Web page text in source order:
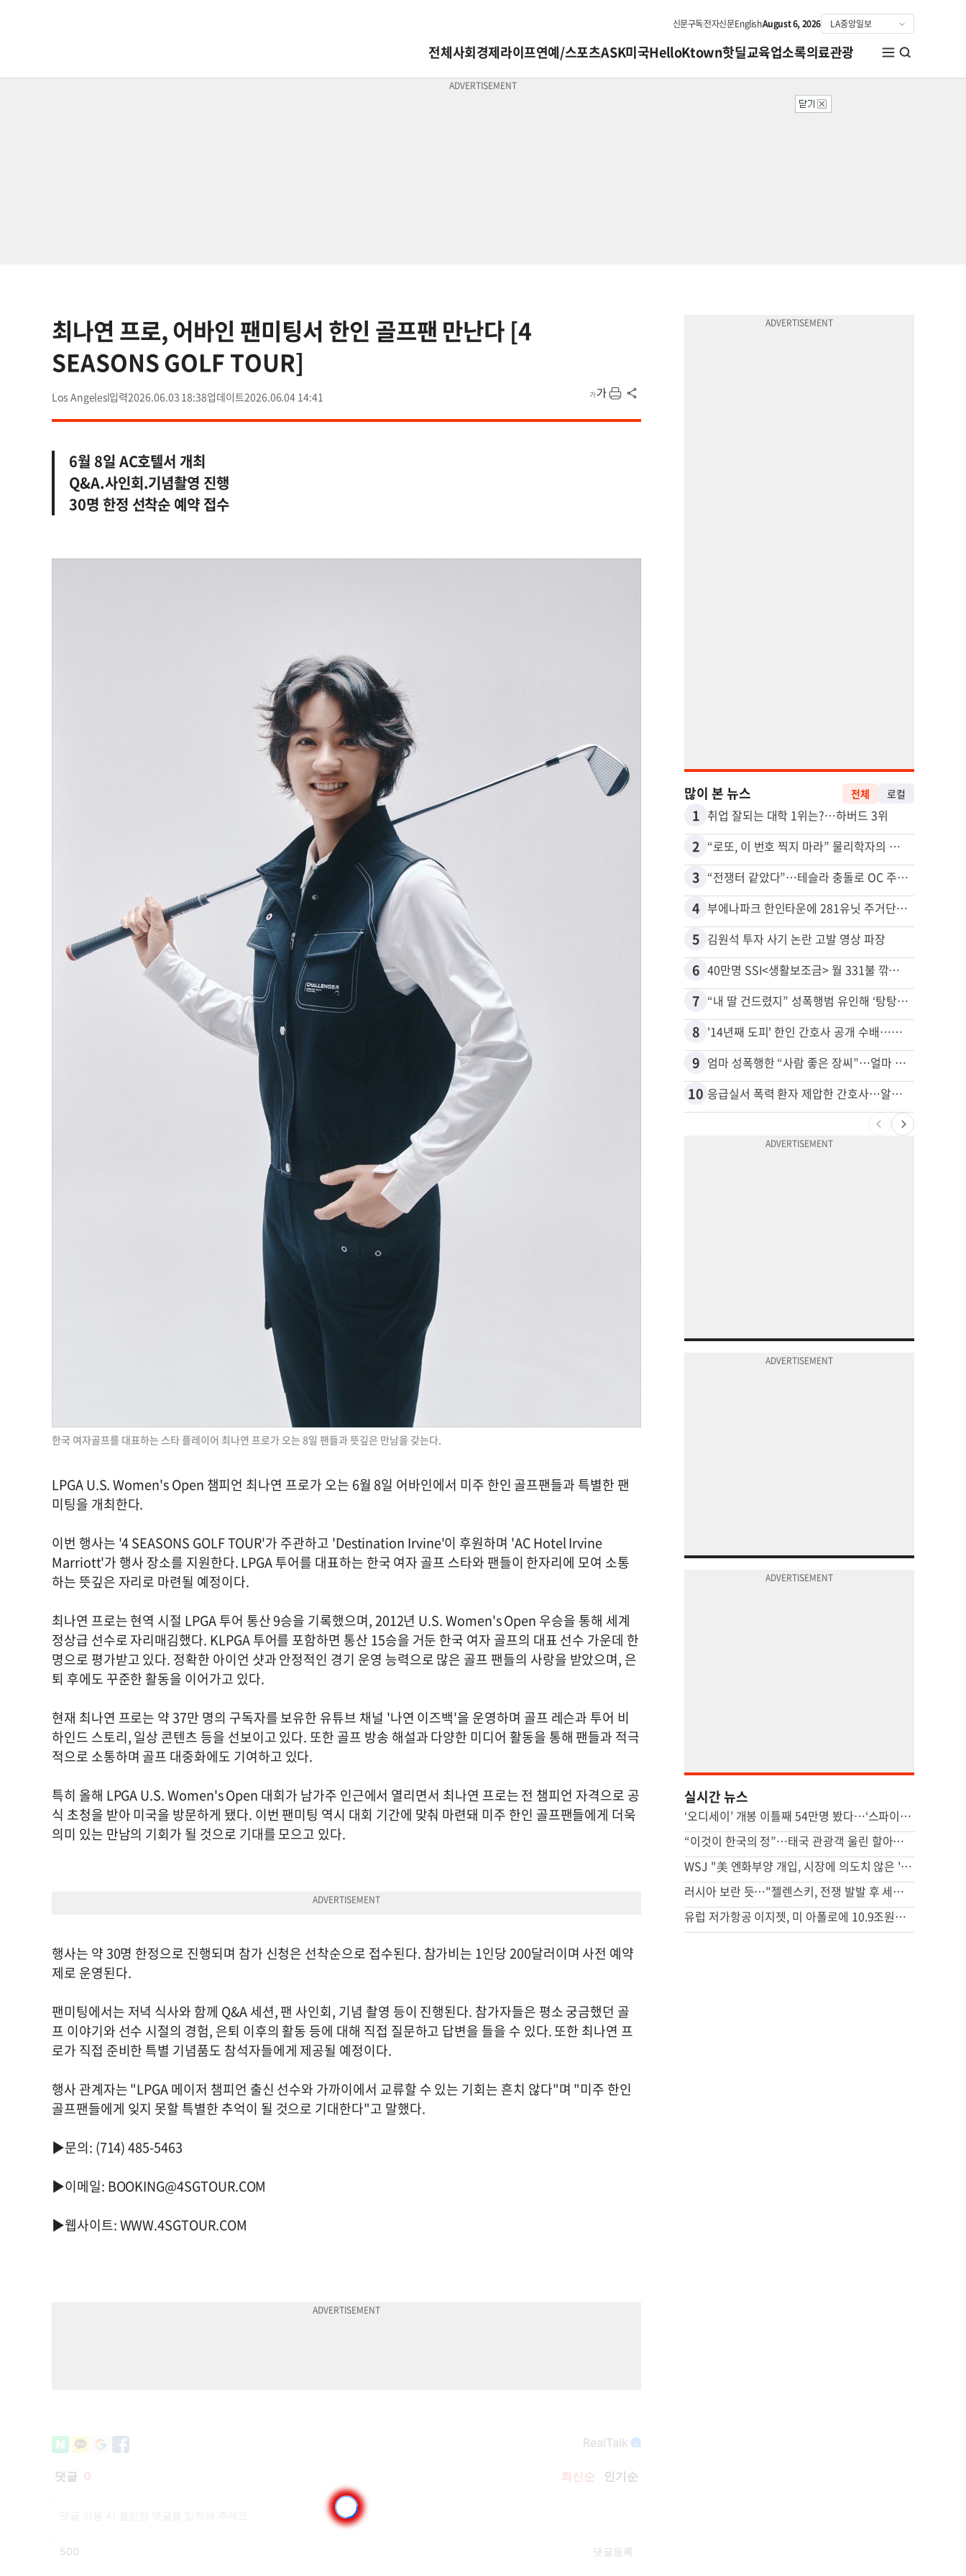
신문구독전자신문EnglishAugust 6, 2026
전체사회경제라이프연예/스포츠ASK미국HelloKtown핫딜교육업소록의료관광
최나연 프로, 어바인 팬미팅서 한인 골프팬 만난다 [4
SEASONS GOLF TOUR]
Los Angeles 2026.06.03 18:38 2026.06.04 14:41
6월 8일 AC호텔서 개최
Q&A.사인회.기념촬영 진행
30명 한정 선착순 예약 접수
한국 여자골프를 대표하는 스타 플레이어 최나연 프로가 오는 8일 팬들과 뜻깊은 만남을 갖는다.
LPGA U.S. Women's Open 챔피언 최나연 프로가 오는 6월 8일 어바인에서 미주 한인 골프팬들과 특별한 팬
미팅을 개최한다.
이번 행사는 '4 SEASONS GOLF TOUR'가 주관하고 'Destination Irvine'이 후원하며 'AC Hotel Irvine
Marriott'가 행사 장소를 지원한다. LPGA 투어를 대표하는 한국 여자 골프 스타와 팬들이 한자리에 모여 소통
하는 뜻깊은 자리로 마련될 예정이다.
최나연 프로는 현역 시절 LPGA 투어 통산 9승을 기록했으며, 2012년 U.S. Women's Open 우승을 통해 세계
정상급 선수로 자리매김했다. KLPGA 투어를 포함하면 통산 15승을 거둔 한국 여자 골프의 대표 선수 가운데 한
명으로 평가받고 있다. 정확한 아이언 샷과 안정적인 경기 운영 능력으로 많은 골프 팬들의 사랑을 받았으며, 은
퇴 후에도 꾸준한 활동을 이어가고 있다.
현재 최나연 프로는 약 37만 명의 구독자를 보유한 유튜브 채널 '나연 이즈백'을 운영하며 골프 레슨과 투어 비
하인드 스토리, 일상 콘텐츠 등을 선보이고 있다. 또한 골프 방송 해설과 다양한 미디어 활동을 통해 팬들과 적극
적으로 소통하며 골프 대중화에도 기여하고 있다.
특히 올해 LPGA U.S. Women's Open 대회가 남가주 인근에서 열리면서 최나연 프로는 전 챔피언 자격으로 공
식 초청을 받아 미국을 방문하게 됐다. 이번 팬미팅 역시 대회 기간에 맞춰 마련돼 미주 한인 골프팬들에게 더욱
의미 있는 만남의 기회가 될 것으로 기대를 모으고 있다.
행사는 약 30명 한정으로 진행되며 참가 신청은 선착순으로 접수된다. 참가비는 1인당 200달러이며 사전 예약
제로 운영된다.
팬미팅에서는 저녁 식사와 함께 Q&A 세션, 팬 사인회, 기념 촬영 등이 진행된다. 참가자들은 평소 궁금했던 골
프 이야기와 선수 시절의 경험, 은퇴 이후의 활동 등에 대해 직접 질문하고 답변을 들을 수 있다. 또한 최나연 프
로가 직접 준비한 특별 기념품도 참석자들에게 제공될 예정이다.
행사 관계자는 "LPGA 메이저 챔피언 출신 선수와 가까이에서 교류할 수 있는 기회는 흔치 않다"며 "미주 한인
골프팬들에게 잊지 못할 특별한 추억이 될 것으로 기대한다"고 말했다.
▶문의: (714) 485-5463
▶이메일: BOOKING@4SGTOUR.COM
▶웹사이트: WWW.4SGTOUR.COM
많이 본 뉴스 전체 로컬
1 취업 잘되는 대학 1위는?…하버드 3위
2 “로또, 이 번호 찍지 마라” 물리학자의 당첨금 높이는 비밀
3 “전쟁터 같았다”…테슬라 충돌로 OC 주택 4채 파손
4 부에나파크 한인타운에 281유닛 주거단지 들어선다
5 김원석 투자 사기 논란 고발 영상 파장
6 40만명 SSI<생활보조금> 월 331불 깎이나
7 “내 딸 건드렸지” 성폭행범 유인해 ‘탕탕’…아빠의 복수 결말
8 '14년째 도피' 한인 간호사 공개 수배…메디케어 사기 유죄
9 엄마 성폭행한 “사람 좋은 장씨”…얼마 뒤 딸 배도 불러왔다
10 응급실서 폭력 환자 제압한 간호사…알고 보니
실시간 뉴스
‘오디세이’ 개봉 이틀째 54만명 봤다…‘스파이더맨 4’ 꺾고 1위
“이것이 한국의 정”…태국 관광객 울린 할아버지 사연, 뭐길래
WSJ "美 엔화부양 개입, 시장에 의도치 않은 '유동성' 부작용"
러시아 보란 듯…"젤렌스키, 전쟁 발발 후 세르비아 첫 방문"
유럽 저가항공 이지젯, 미 아폴로에 10.9조원에 팔린다